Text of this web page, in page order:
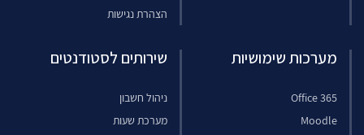
הצהרת נגישות
מערכות שימושיות
Office 365
Moodle
שירותים לסטודנטים
ניהול חשבון
מערכת שעות